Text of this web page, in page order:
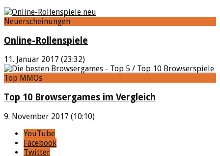
Neuerscheinungen
Online-Rollenspiele
11. Januar 2017 (23:32)
Top MMOs
Top 10 Browsergames im Vergleich
9. November 2017 (10:10)
YouTube
Facebook
Twitter